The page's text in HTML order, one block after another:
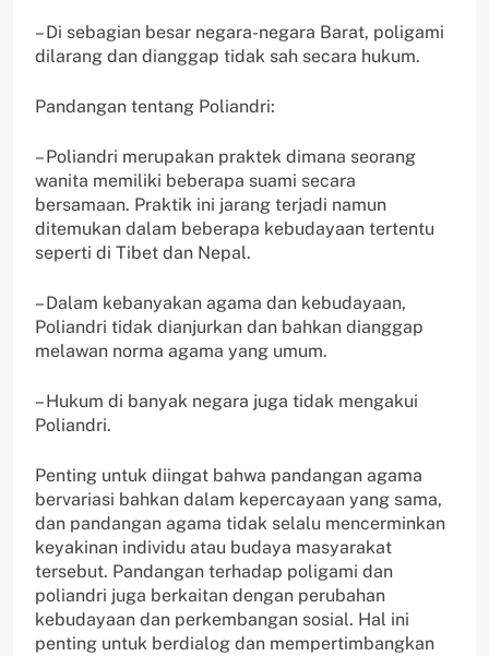
– Di sebagian besar negara-negara Barat, poligami
dilarang dan dianggap tidak sah secara hukum.
Pandangan tentang Poliandri:
– Poliandri merupakan praktek dimana seorang
wanita memiliki beberapa suami secara
bersamaan. Praktik ini jarang terjadi namun
ditemukan dalam beberapa kebudayaan tertentu
seperti di Tibet dan Nepal.
– Dalam kebanyakan agama dan kebudayaan,
Poliandri tidak dianjurkan dan bahkan dianggap
melawan norma agama yang umum.
– Hukum di banyak negara juga tidak mengakui
Poliandri.
Penting untuk diingat bahwa pandangan agama
bervariasi bahkan dalam kepercayaan yang sama,
dan pandangan agama tidak selalu mencerminkan
keyakinan individu atau budaya masyarakat
tersebut. Pandangan terhadap poligami dan
poliandri juga berkaitan dengan perubahan
kebudayaan dan perkembangan sosial. Hal ini
penting untuk berdialog dan mempertimbangkan